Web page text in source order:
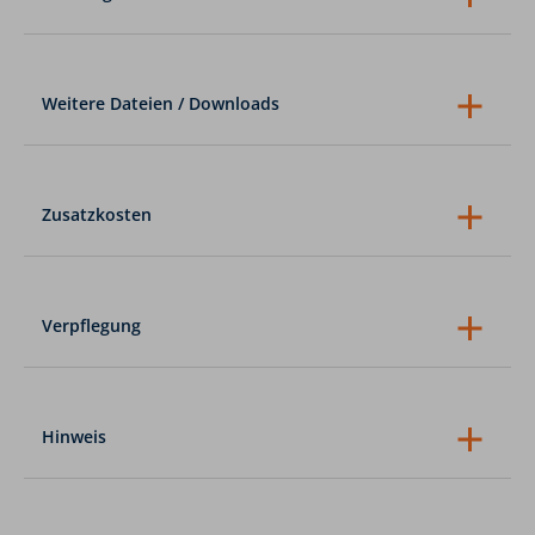
3 x ÜN/HP in Hütten in Lagern oder
Mehrbettzimmern
Weitere Dateien / Downloads
Zusatzkosten
evtl. Parkgebühren
Trinkgelder
Verpflegung
Hinweis